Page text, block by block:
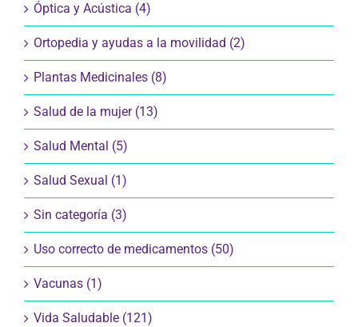
Óptica y Acústica (4)
Ortopedia y ayudas a la movilidad (2)
Plantas Medicinales (8)
Salud de la mujer (13)
Salud Mental (5)
Salud Sexual (1)
Sin categoría (3)
Uso correcto de medicamentos (50)
Vacunas (1)
Vida Saludable (121)